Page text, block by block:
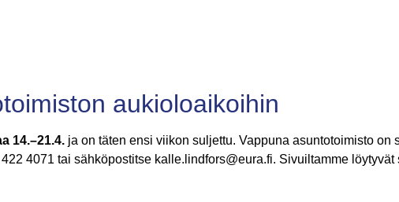
aukioloaikoihin
14.–21.4. ja on täten ensi viikon suljettu. Vappuna asuntotoimisto
4071 tai sähköpostitse kalle.lindfors@eura.fi. Sivuiltamme